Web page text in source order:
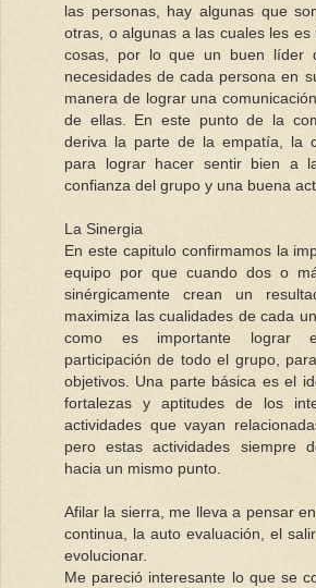
las personas, hay algunas que
otras, o algunas a las cuales les
cosas, por lo que un buen líder
necesidades de cada persona en
manera de lograr una
de ellas. En este punto de la
deriva la parte de la empatía, la
para lograr hacer sentir bien a
confianza del grupo y una buena
La Sinergia
En este capitulo confirmamos la
equipo por que cuando dos o
sinérgicamente crean un
maximiza las cualidades de cada
como es importante lograr
participación de todo el grupo,
objetivos. Una parte básica es el
fortalezas y aptitudes de los
actividades que vayan
pero estas actividades siempre
hacia un mismo punto.
Afilar la sierra, me lleva a pensar
continua, la auto evaluación, el
evolucionar.
Me pareció interesante lo que se